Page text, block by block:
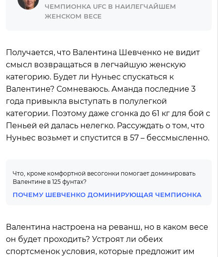
ЧЕМПИОНКА UFC В НАИЛЕГЧАЙШЕМ
ЖЕНСКОМ ВЕСЕ
Получается, что Валентина Шевченко не видит
смысл возвращаться в легчайшую женскую
категорию. Будет ли Нуньес спускаться к
Валентине? Сомневаюсь. Аманда последние 3
года привыкла выступать в полулегкой
категории. Поэтому даже сгонка до 61 кг для бой с
Пеньей ей далась нелегко. Рассуждать о том, что
Нуньес возьмет и спустится в 57 – бессмысленно.
Что, кроме комфортной весогонки помогает доминировать
Валентине в 125 фунтах?
ПОЧЕМУ ШЕВЧЕНКО ДОМИНИРУЮЩАЯ ЧЕМПИОНКА
Валентина настроена на реванш, но в каком весе
он будет проходить? Устроят ли обеих
спортсменок условия, которые предложит им